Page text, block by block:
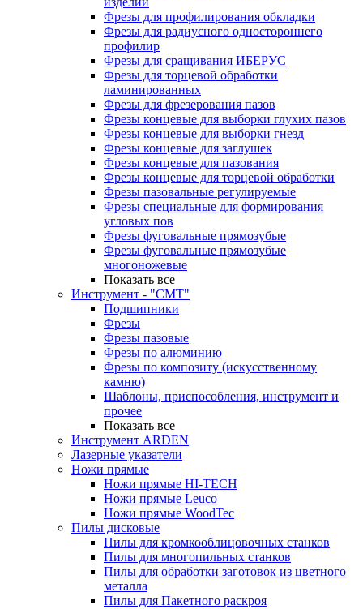
Фрезы для профилирования обкладки
Фрезы для радиусного одностороннего
профилир
Фрезы для сращивания ИБЕРУС
Фрезы для торцевой обработки
ламинированных
Фрезы для фрезерования пазов
Фрезы концевые для выборки глухих пазов
Фрезы концевые для выборки гнезд
Фрезы концевые для заглушек
Фрезы концевые для пазования
Фрезы концевые для торцевой обработки
Фрезы пазовальные регулируемые
Фрезы специальные для формирования
угловых пов
Фрезы фуговальные прямозубые
Фрезы фуговальные прямозубые
многоножевые
Показать все
Инструмент - "СМТ"
Подшипники
Фрезы
Фрезы пазовые
Фрезы по алюминию
Фрезы по композиту (искусственному
камню)
Шаблоны, приспособления, инструмент и
прочее
Показать все
Инструмент ARDEN
Лазерные указатели
Ножи прямые
Ножи прямые HI-TECH
Ножи прямые Leuco
Ножи прямые WoodTec
Пилы дисковые
Пилы для кромкооблицовочных станков
Пилы для многопильных станков
Пилы для обработки заготовок из цветного
металла
Пилы для Пакетного раскроя